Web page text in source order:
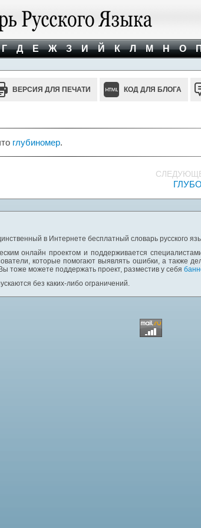
Г Д Е Ж З И Й К Л М Н О
ВЕРСИЯ ДЛЯ ПЕЧАТИ КОД ДЛЯ БЛОГА
глубиномер.
в Интернете бесплатный словарь русского
онлайн проектом и поддерживается
которые помогают выявлять ошибки, а также
тоже можете поддержать проект, разместив у себя
без каких-либо ограничений.